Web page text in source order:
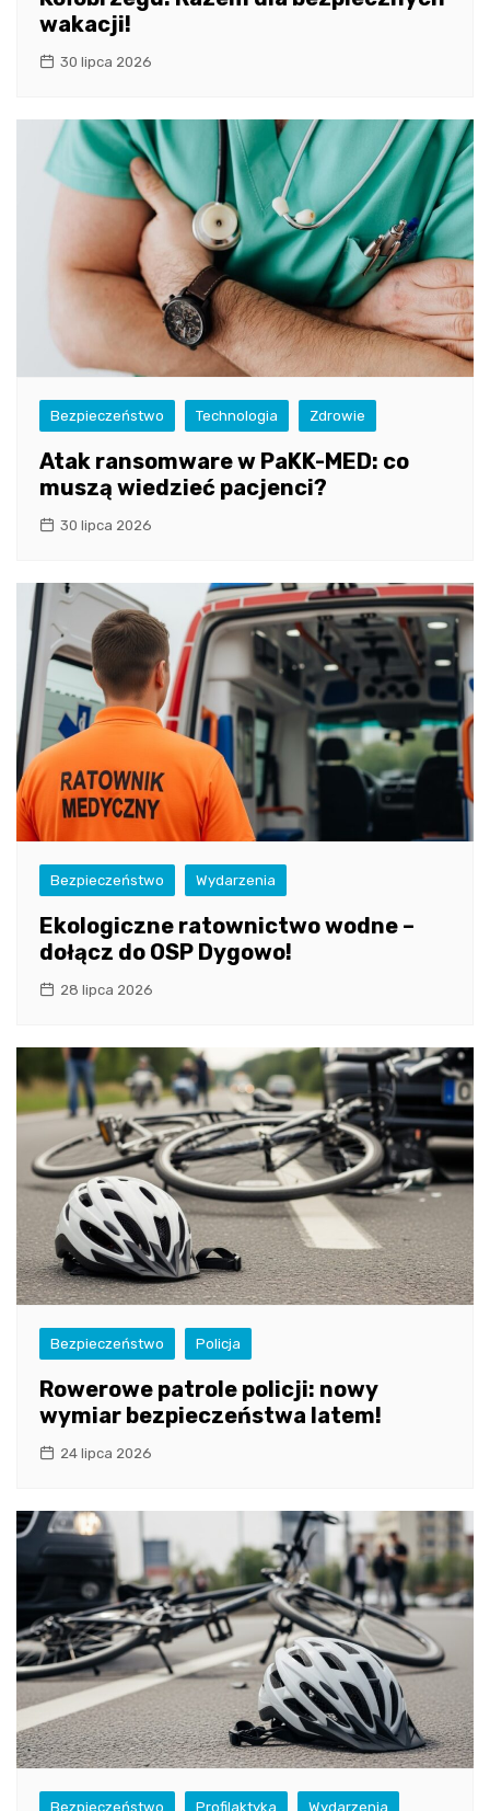
wakacji!
30 lipca 2026
Bezpieczeństwo Technologia Zdrowie
Atak ransomware w PaKK-MED: co
muszą wiedzieć pacjenci?
30 lipca 2026
Bezpieczeństwo Wydarzenia
Ekologiczne ratownictwo wodne –
dołącz do OSP Dygowo!
28 lipca 2026
Bezpieczeństwo Policja
Rowerowe patrole policji: nowy
wymiar bezpieczeństwa latem!
24 lipca 2026
Bezpieczeństwo Profilaktyka Wydarzenia